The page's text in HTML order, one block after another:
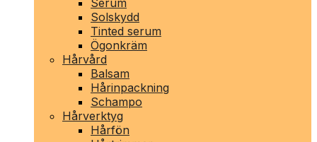
Serum
Solskydd
Tinted serum
Ögonkräm
Hårvård
Balsam
Hårinpackning
Schampo
Hårverktyg
Hårfön